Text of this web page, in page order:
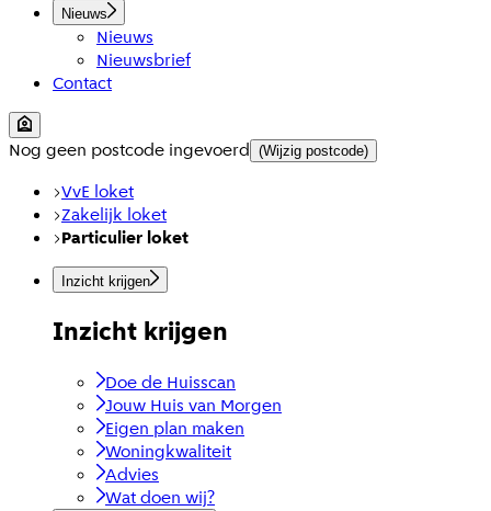
Nieuws
Nieuws
Nieuwsbrief
Contact
Nog geen postcode ingevoerd (Wijzig postcode)
VvE loket
Zakelijk loket
Particulier loket
Inzicht krijgen
Inzicht krijgen
Doe de Huisscan
Jouw Huis van Morgen
Eigen plan maken
Woningkwaliteit
Advies
Wat doen wij?